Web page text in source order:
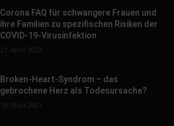
Corona FAQ für schwangere Frauen und
ihre Familien zu spezifischen Risiken der
COVID-19-Virusinfektion
21. April 2020
Broken-Heart-Syndrom – das
gebrochene Herz als Todesursache?
18. März 2021